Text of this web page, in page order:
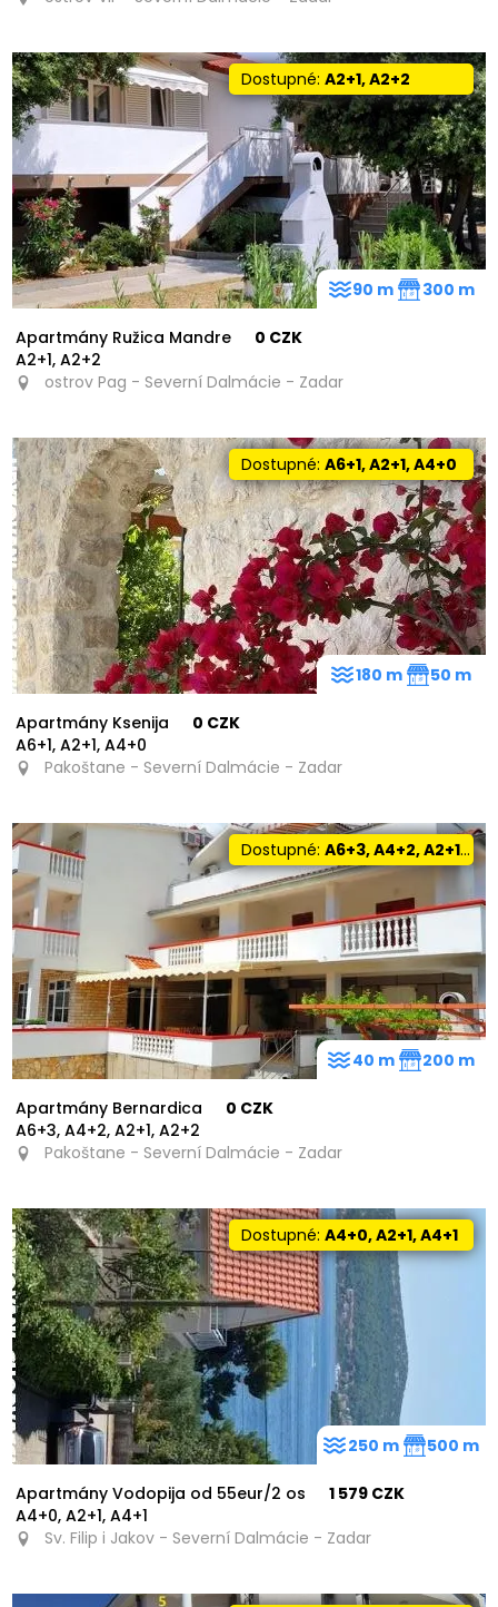
Dostupné:A2+1, A2+2
Apartmány Ružica Mandre
A2+1, A2+2
0 CZK
ostrov Pag - Severní Dalmácie - Zadar
90 m 300 m
Dostupné:A6+1, A2+1, A4+0
Apartmány Ksenija
A6+1, A2+1, A4+0
0 CZK
Pakoštane - Severní Dalmácie - Zadar
180 m 50 m
Dostupné:A6+3, A4+2, A2+1, A2+2
Apartmány Bernardica
A6+3, A4+2, A2+1, A2+2
0 CZK
Pakoštane - Severní Dalmácie - Zadar
40 m 200 m
Dostupné:A4+0, A2+1, A4+1
Apartmány Vodopija od 55eur/2 os
A4+0, A2+1, A4+1
1 579 CZK
Sv. Filip i Jakov - Severní Dalmácie - Zadar
250 m 500 m